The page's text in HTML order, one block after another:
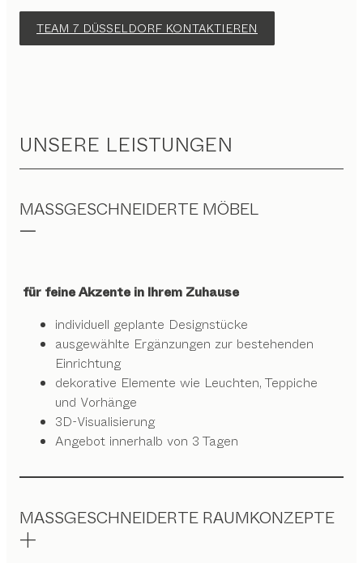
TEAM 7 DÜSSELDORF KONTAKTIEREN
UNSERE LEISTUNGEN
MASSGESCHNEIDERTE MÖBEL
für feine Akzente in Ihrem Zuhause
individuell geplante Designstücke
ausgewählte Ergänzungen zur bestehenden
Einrichtung
dekorative Elemente wie Leuchten, Teppiche
und Vorhänge
3D-Visualisierung
Angebot innerhalb von 3 Tagen
MASSGESCHNEIDERTE RAUMKONZEPTE